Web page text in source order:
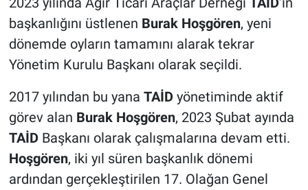
başkanlığını üstlenen Burak Hoşgören, yeni
dönemde oyların tamamını alarak tekrar
Yönetim Kurulu Başkanı olarak seçildi.
2017 yılından bu yana TAİDyönetiminde aktif
görev alan Burak Hoşgören, 2023 Şubat ayında
TAİDBaşkanı olarak çalışmalarına devam etti.
Hoşgören, iki yıl süren başkanlık dönemi
ardından gerçekleştirilen 17. Olağan Genel